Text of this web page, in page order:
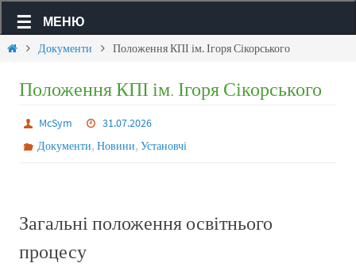
МЕНЮ
Документи Положення КПІ ім. Ігоря Сікорського
Положення КПІ ім. Ігоря Сікорського
McSym
31.07.2026
Документи,Новини,Установчі
Загальні положення освітнього
процесу